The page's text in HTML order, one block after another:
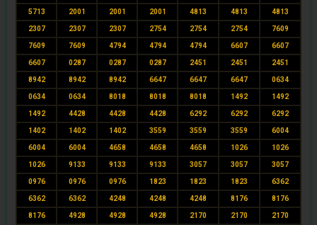
5713 2001 2001 2001 4813 4813 4813
2307 2307 2307 2754 2754 2754 7609
7609 7609 4794 4794 4794 6607 6607
6607 0287 0287 0287 2451 2451 2451
8942 8942 8942 6647 6647 6647 0634
0634 0634 8018 8018 8018 1492 1492
1492 4428 4428 4428 6292 6292 6292
1402 1402 1402 3559 3559 3559 6004
6004 6004 4658 4658 4658 1026 1026
1026 9133 9133 9133 3057 3057 3057
0976 0976 0976 1823 1823 1823 6362
6362 6362 4248 4248 4248 8176 8176
8176 4928 4928 4928 2170 2170 2170